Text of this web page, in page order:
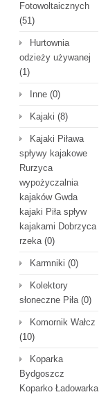
Fotowoltaicznych
(51)
Hurtownia
odzieży używanej
(1)
Inne (0)
Kajaki (8)
Kajaki Piława
spływy kajakowe
Rurzyca
wypożyczalnia
kajaków Gwda
kajaki Piła spływ
kajakami Dobrzyca
rzeka(0)
Karmniki (0)
Kolektory
słoneczne Piła(0)
Komornik Wałcz
(10)
Koparka
Bydgoszcz
Koparko Ładowarka